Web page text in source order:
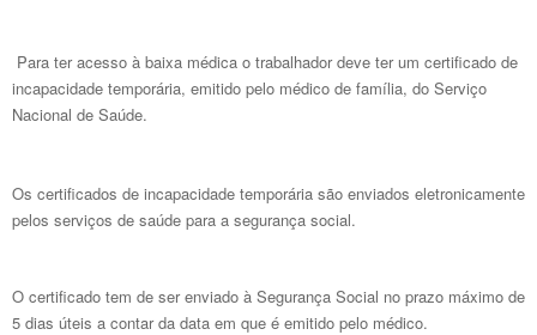
Para ter acesso à baixa médica o trabalhador deve ter um certificado de
incapacidade temporária, emitido pelo médico de família, do Serviço
Nacional de Saúde.
Os certificados de incapacidade temporária são enviados eletronicamente
pelos serviços de saúde para a segurança social.
O certificado tem de ser enviado à Segurança Social no prazo máximo de
5 dias úteis a contar da data em que é emitido pelo médico.